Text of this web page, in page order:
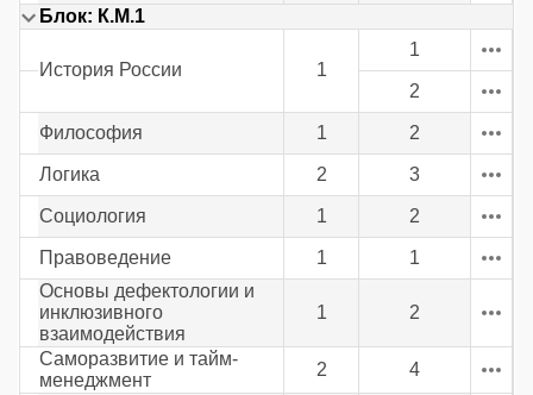
Блок: К.М.1
История России 1
1
2
Философия 1 2
Логика 2 3
Социология 1 2
Правоведение 1
1
Основы дефектологии и
инклюзивного
взаимодействия
1 2
Саморазвитие и тайм-
менеджмент
2 4